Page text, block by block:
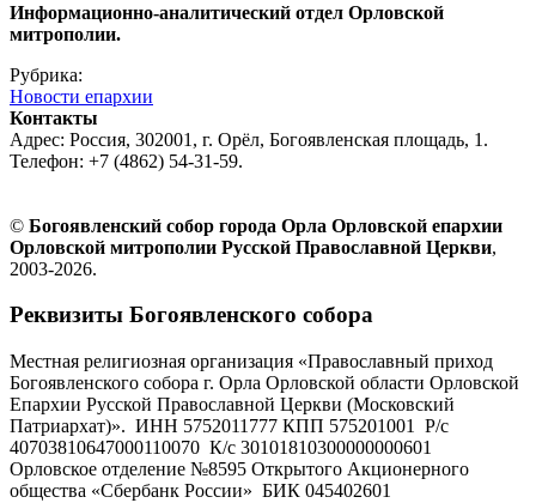
Информационно-аналитический отдел Орловской
митрополии.
Рубрика:
Новости епархии
Контакты
Адрес: Россия, 302001, г. Орёл, Богоявленская площадь, 1.
Телефон: +7 (4862) 54-31-59.
© Богоявленский собор города Орла Орловской епархии
Орловской митрополии Русской Православной Церкви,
2003-2026.
Реквизиты Богоявленского собора
Местная религиозная организация «Православный приход
Богоявленского собора г. Орла Орловской области Орловской
Епархии Русской Православной Церкви (Московский
Патриархат)». ИНН 5752011777 КПП 575201001 Р/с
40703810647000110070 К/с 30101810300000000601
Орловское отделение №8595 Открытого Акционерного
общества «Сбербанк России» БИК 045402601